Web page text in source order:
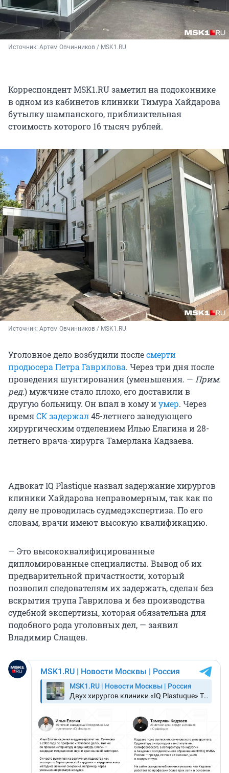
Источник: Артем Овчинников / MSK1.RU
Корреспондент MSK1.RU заметил на подоконнике
в одном из кабинетов клиники Тимура Хайдарова
бутылку шампанского, приблизительная
стоимость которого 16 тысяч рублей.
Источник: Артем Овчинников / MSK1.RU
Уголовное дело возбудили послесмерти
продюсера Петра Гаврилова. Через три дня после
проведения шунтирования (уменьшения. — Прим.
ред.) мужчине стало плохо, его доставили в
другую больницу. Он впал в кому иумер. Через
времяСК задержал45-летнего заведующего
хирургическим отделением Илью Елагина и 28-
летнего врача-хирурга Тамерлана Кадзаева.
Адвокат IQ Plastique назвал задержание хирургов
клиники Хайдарова неправомерным, так как по
делу не проводилась судмедэкспертиза. По его
словам, врачи имеют высокую квалификацию.
— Это высококвалифицированные
дипломированные специалисты. Вывод об их
предварительной причастности, который
позволил следователям их задержать, сделан без
вскрытия трупа Гаврилова и без производства
судебной экспертизы, которая обязательна для
подобного рода уголовных дел, — заявил
Владимир Слащев.